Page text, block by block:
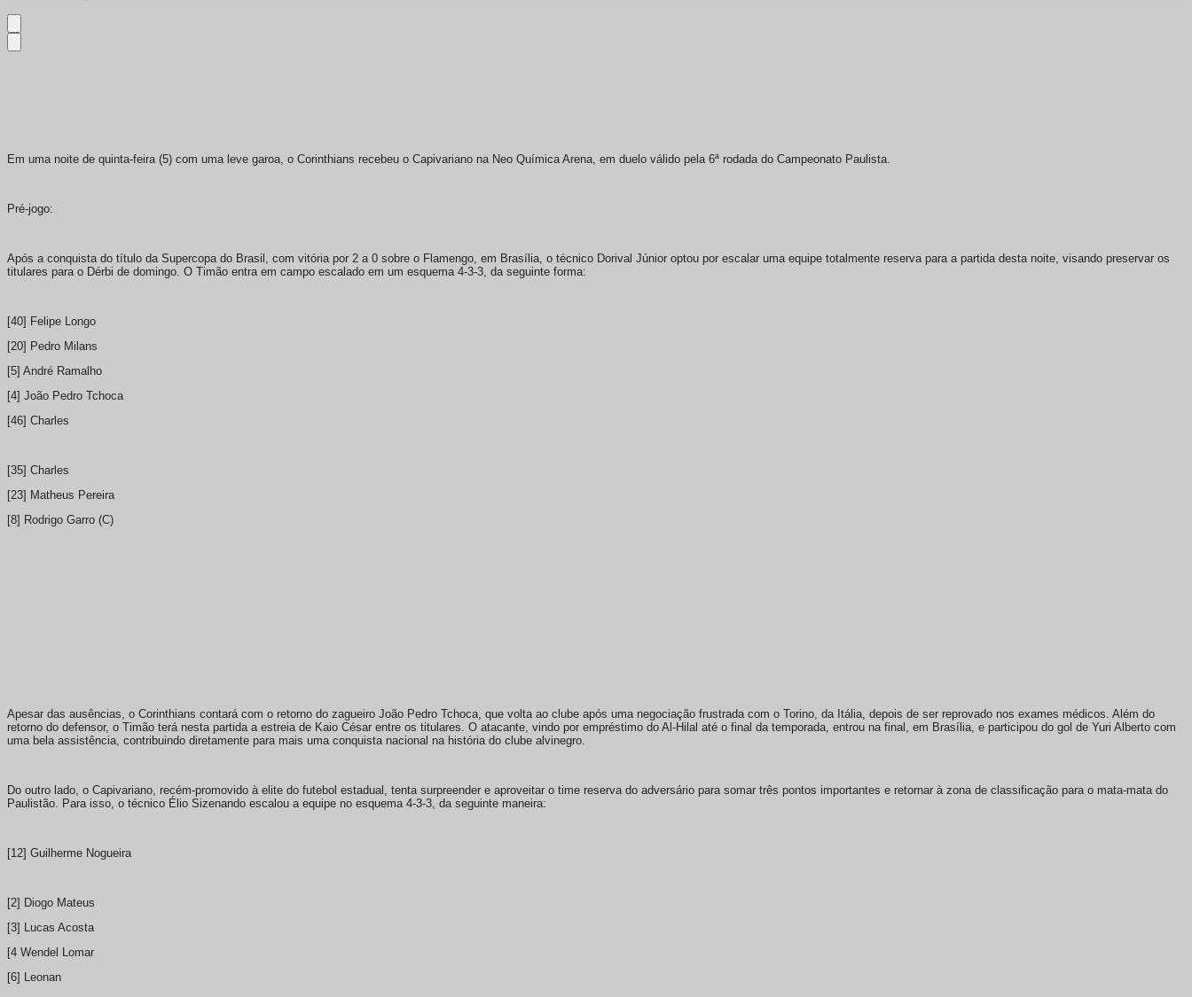
Em uma noite de quinta-feira (5) com uma leve garoa, o Corinthians recebeu o Capivariano na Neo Química Arena, em duelo válido pela 6ª rodada do Campeonato Paulista.
Pré-jogo:
Após a conquista do título da Supercopa do Brasil, com vitória por 2 a 0 sobre o Flamengo, em Brasília, o técnico Dorival Júnior optou por escalar uma equipe totalmente reserva para a partida desta noite, visando preservar os
titulares para o Dérbi de domingo. O Timão entra em campo escalado em um esquema 4-3-3, da seguinte forma:
[40] Felipe Longo
[20] Pedro Milans
[5] André Ramalho
[4] João Pedro Tchoca
[46] Charles
[35] Charles
[23] Matheus Pereira
[8] Rodrigo Garro (C)
Apesar das ausências, o Corinthians contará com o retorno do zagueiro João Pedro Tchoca, que volta ao clube após uma negociação frustrada com o Torino, da Itália, depois de ser reprovado nos exames médicos. Além do
retorno do defensor, o Timão terá nesta partida a estreia de Kaio César entre os titulares. O atacante, vindo por empréstimo do Al-Hilal até o final da temporada, entrou na final, em Brasília, e participou do gol de Yuri Alberto com
uma bela assistência, contribuindo diretamente para mais uma conquista nacional na história do clube alvinegro.
Do outro lado, o Capivariano, recém-promovido à elite do futebol estadual, tenta surpreender e aproveitar o time reserva do adversário para somar três pontos importantes e retornar à zona de classificação para o mata-mata do
Paulistão. Para isso, o técnico Élio Sizenando escalou a equipe no esquema 4-3-3, da seguinte maneira:
[12] Guilherme Nogueira
[2] Diogo Mateus
[3] Lucas Acosta
[4 Wendel Lomar
[6] Leonan